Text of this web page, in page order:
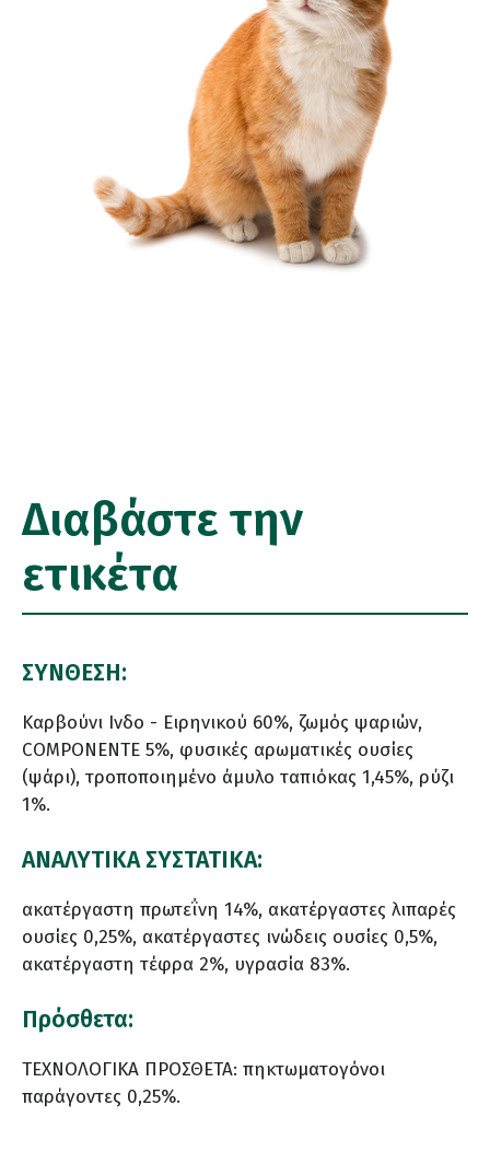
Διαβάστε την
ετικέτα
ΣΥΝΘΕΣΗ:
Καρβούνι Ινδο - Ειρηνικού 60%, ζωμός ψαριών,
COMPONENTE 5%, φυσικές αρωματικές ουσίες
(ψάρι), τροποποιημένο άμυλο ταπιόκας 1,45%, ρύζι
1%.
ΑΝΑΛΥΤΙΚΑ ΣΥΣΤΑΤΙΚΑ:
ακατέργαστη πρωτεΐνη 14%, ακατέργαστες λιπαρές
ουσίες 0,25%, ακατέργαστες ινώδεις ουσίες 0,5%,
ακατέργαστη τέφρα 2%, υγρασία 83%.
Πρόσθετα:
ΤΕΧΝΟΛΟΓΙΚΑ ΠΡΟΣΘΕΤΑ: πηκτωματογόνοι
παράγοντες 0,25%.